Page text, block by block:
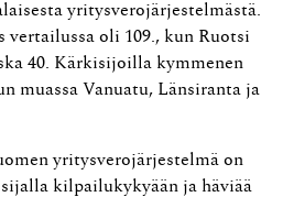
yritysverojärjestelmästä.
vertailussa oli 109., kun Ruotsi
40. Kärkisijoilla kymmenen
muassa Vanuatu, Länsiranta ja
yritysverojärjestelmä on
kilpailukykyään ja häviää